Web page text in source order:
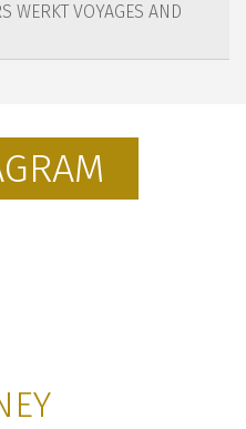
WERKT VOYAGES AND